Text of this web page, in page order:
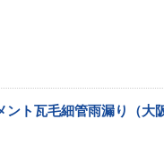
ント瓦毛細管雨漏り（大